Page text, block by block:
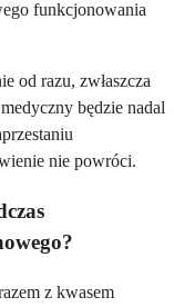
funkcjonowania
od razu, zwłaszcza
będzie nadal
nie powróci.
z kwasem